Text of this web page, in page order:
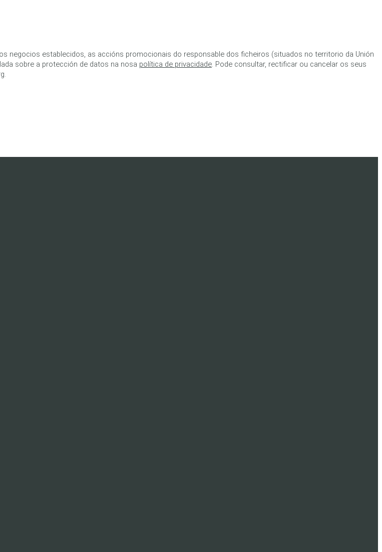
negocios establecidos, as accións promocionais do responsable dos ficheiros (situados no territorio da Unión
sobre a protección de datos na nosa política de privacidade. Pode consultar, rectificar ou cancelar os seus